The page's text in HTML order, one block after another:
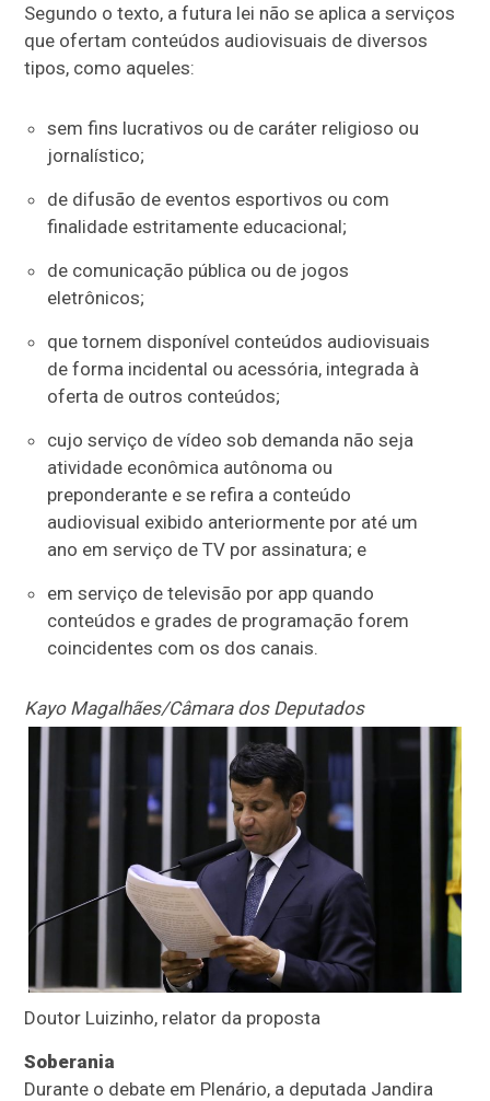
Segundo o texto, a futura lei não se aplica a serviços
que ofertam conteúdos audiovisuais de diversos
tipos, como aqueles:
sem fins lucrativos ou de caráter religioso ou
jornalístico;
de difusão de eventos esportivos ou com
finalidade estritamente educacional;
de comunicação pública ou de jogos
eletrônicos;
que tornem disponível conteúdos audiovisuais
de forma incidental ou acessória, integrada à
oferta de outros conteúdos;
cujo serviço de vídeo sob demanda não seja
atividade econômica autônoma ou
preponderante e se refira a conteúdo
audiovisual exibido anteriormente por até um
ano em serviço de TV por assinatura; e
em serviço de televisão por app quando
conteúdos e grades de programação forem
coincidentes com os dos canais.
Kayo Magalhães/Câmara dos Deputados
Doutor Luizinho, relator da proposta
Soberania
Durante o debate em Plenário, a deputada Jandira